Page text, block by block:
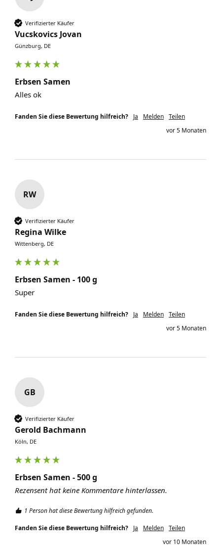
Verifizierter Käufer
Vucskovics Jovan
Günzburg, DE
Erbsen Samen
Alles ok
Fanden Sie diese Bewertung hilfreich? Ja Melden Teilen
vor 5 Monaten
RW
Verifizierter Käufer
Regina Wilke
Wittenberg, DE
Erbsen Samen - 100 g
Super
Fanden Sie diese Bewertung hilfreich? Ja Melden Teilen
vor 5 Monaten
GB
Verifizierter Käufer
Gerold Bachmann
Köln, DE
Erbsen Samen - 500 g
Rezensent hat keine Kommentare hinterlassen.
1 Person hat diese Bewertung hilfreich gefunden.
Fanden Sie diese Bewertung hilfreich? Ja Melden Teilen
vor 10 Monaten